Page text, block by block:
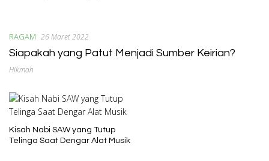
RAGAM 26 Maret 2022
Siapakah yang Patut Menjadi Sumber Keirian?
Hikmah
Kisah Nabi SAW yang Tutup
Telinga Saat Dengar Alat Musik